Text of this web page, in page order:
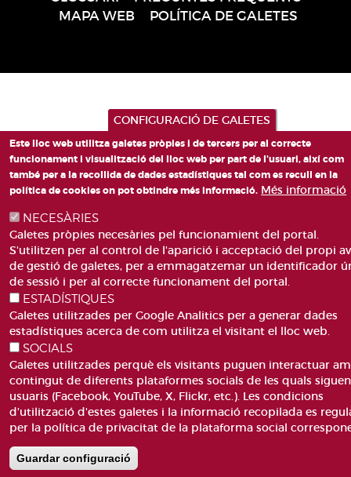
páginaMAPA WEB
POLÍTICA DE GALETES
CONFIGURACIÓ DE GALETES
Este lloc web utilitza galetes pròpies i de tercers per al correcte
funcionament i visualització del lloc web per part de l'usuari, així com
també per a la recollida de dades estadístiques tal com es recull en la
política de cookies on pot obtindre més informació. Més informació
NECESÀRIES
Galetes pròpies necesàries pel funcionamient del portal.
S'utilitzen per al control de l'aparició i acceptació del propi
de gestió de galetes, per a emmagatzemar un identificador
de sessió i per al correcte funcionament del portal.
ESTADÍSTIQUES
Galetes utilitzades per Google Analitics per a generar dades
estadístiques acerca de com utilitza el visitant el lloc web.
SOCIALS
Galetes utilitzades perquè els visitants puguen interactuar
contingut de diferents plataformes socials de les quals siguen
usuaris (Facebook, YouTube, X, Flickr, etc.). Les condicions
d'utilització d'estes galetes i la informació recopilada es
per la política de privacitat de la plataforma social
Guardar configuració